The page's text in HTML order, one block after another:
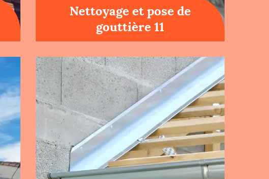
Nettoyage et pose de
gouttière 11